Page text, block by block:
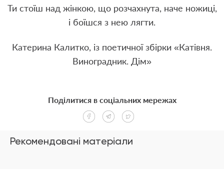
Ти стоїш над жінкою, що розчахнута, наче ножиці,
і боїшся з нею лягти.
Катерина Калитко, із поетичної збірки «Катівня.
Виноградник. Дім»
Рекомендовані матеріали
Поділитися в соціальних мережах